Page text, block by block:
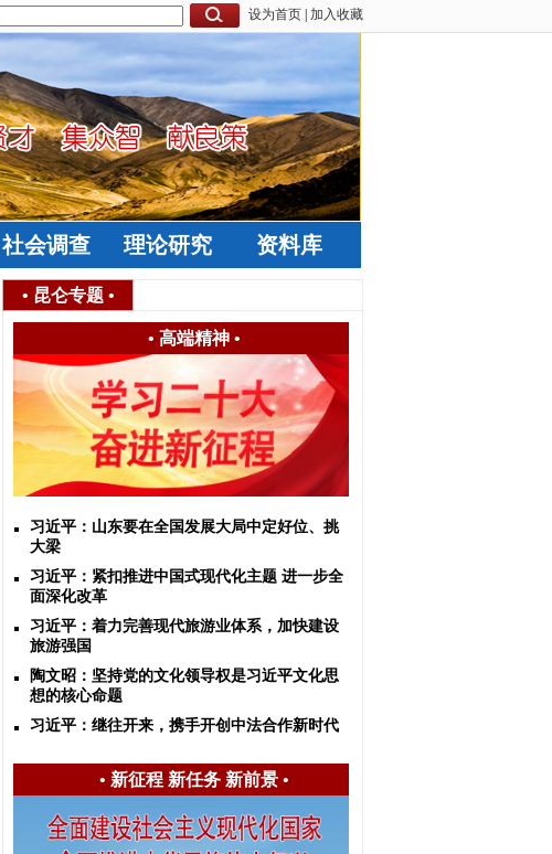
设为首页 加入收藏
社会调查 理论研究 资料库
• 昆仑专题 •
• 高端精神•
习近平：山东要在全国发展大局中定好位、挑
大梁
习近平：紧扣推进中国式现代化主题 进一步全
面深化改革
习近平：着力完善现代旅游业体系，加快建设
旅游强国
陶文昭：坚持党的文化领导权是习近平文化思
想的核心命题
习近平：继往开来，携手开创中法合作新时代
• 新征程 新任务 新前景•